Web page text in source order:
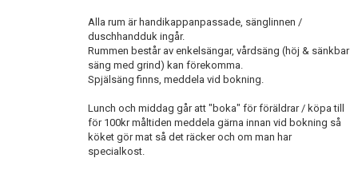
Alla rum är handikappanpassade, sänglinnen /
duschhandduk ingår.
Rummen består av enkelsängar, vårdsäng (höj & sänkbar
säng med grind) kan förekomma.
Spjälsäng finns, meddela vid bokning.
Lunch och middag går att "boka" för föräldrar / köpa till
för 100kr måltiden meddela gärna innan vid bokning så
köket gör mat så det räcker och om man har
specialkost.